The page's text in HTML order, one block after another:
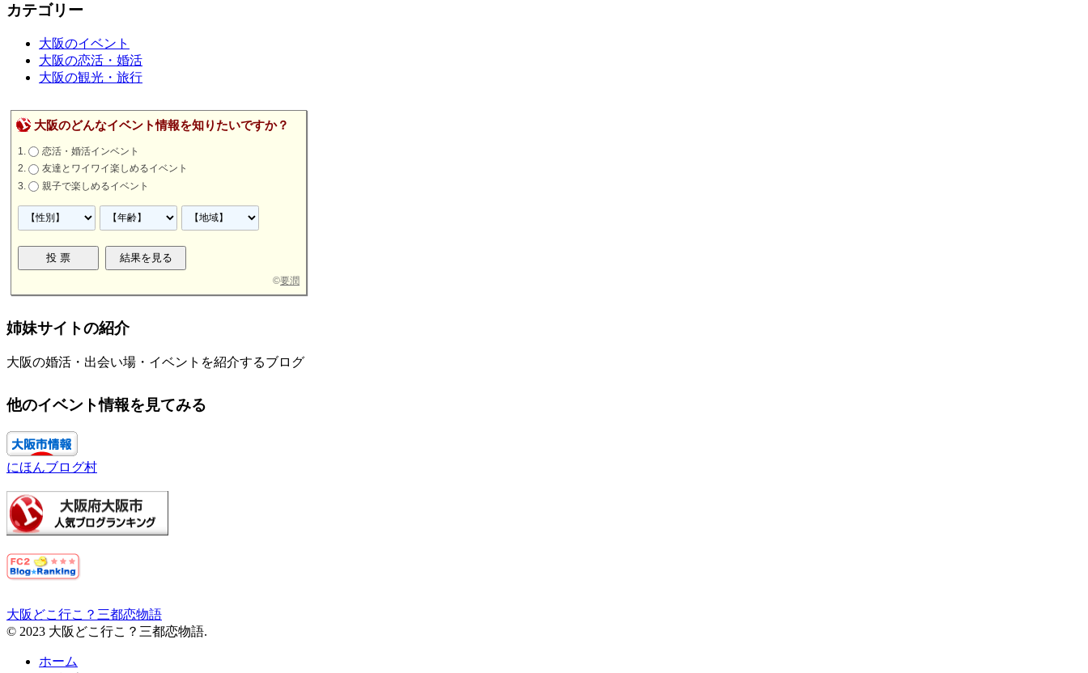
カテゴリー
大阪のイベント
大阪の恋活・婚活
大阪の観光・旅行
大阪のどんなイベント情報を知りたいですか？
恋活・婚活インベント
友達とワイワイ楽しめるイベント
親子で楽しめるイベント
©要潤
姉妹サイトの紹介
大阪の婚活・出会い場・イベントを紹介するブログ
他のイベント情報を見てみる
にほんブログ村
大阪どこ行こ？三都恋物語
© 2023 大阪どこ行こ？三都恋物語.
ホーム